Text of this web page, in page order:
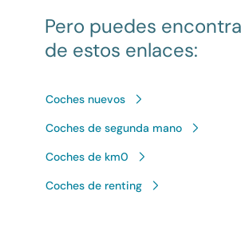
Pero puedes
de estos enlaces:
Coches nuevos
Coches de segunda mano
Coches de km0
Coches de renting